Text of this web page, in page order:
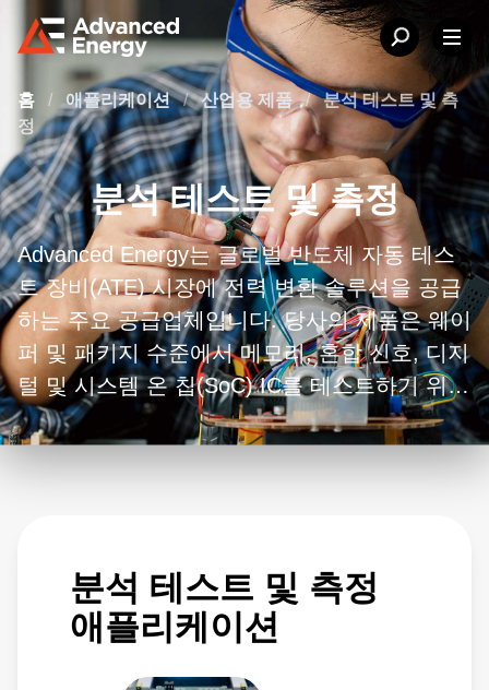
홈 / 애플리케이션 / 산업용 제품 /
분석 테스트 및 측
정
분석 테스트 및 측정
Advanced Energy는 글로벌 반도체 자동 테스
트 장비(ATE) 시장에 전력 변환 솔루션을 공급
하는 주요 공급업체입니다. 당사의 제품은 웨이
퍼 및 패키지 수준에서 메모리, 혼합 신호, 디지
털 및 시스템 온 칩(SoC) IC를 테스트하기 위한
다양한 계측기와 방법을 다룹니다.
분석 테스트 및 측정
애플리케이션